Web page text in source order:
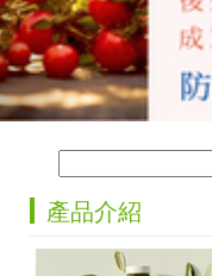
產品介紹